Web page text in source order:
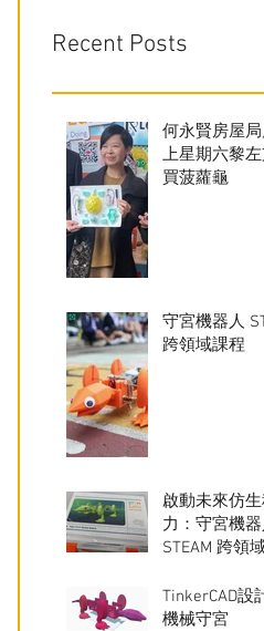
Recent Posts
何永賢房屋
上星期六黎
買菠蘿龜
守宮機器人
跨領域課程
啟動未來仿
力：守宮機
STEAM 跨領
TinkerCAD設
機械守宮